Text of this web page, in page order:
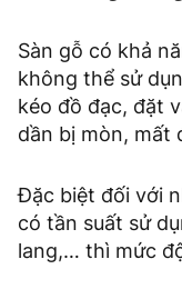
Sàn gỗ có khả
không thể sử
kéo đồ đạc, đặt
dần bị mòn, mất
Đặc biệt đối với
có tần suất sử
lang,… thì mức